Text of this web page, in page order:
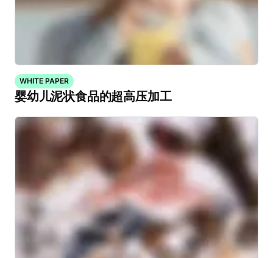
WHITE PAPER
婴幼儿泥状食品的超高压加工